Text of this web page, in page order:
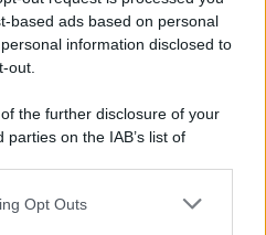
based ads based on personal
information disclosed to
out.
the further disclosure of your
on the IAB’s list of
disclosed by us to third parties
Opt Outs